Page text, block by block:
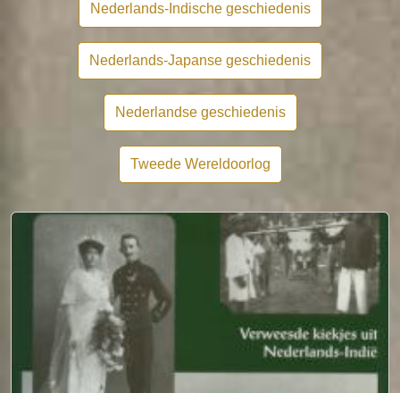
Nederlands-Indische geschiedenis
Nederlands-Japanse geschiedenis
Nederlandse geschiedenis
Tweede Wereldoorlog